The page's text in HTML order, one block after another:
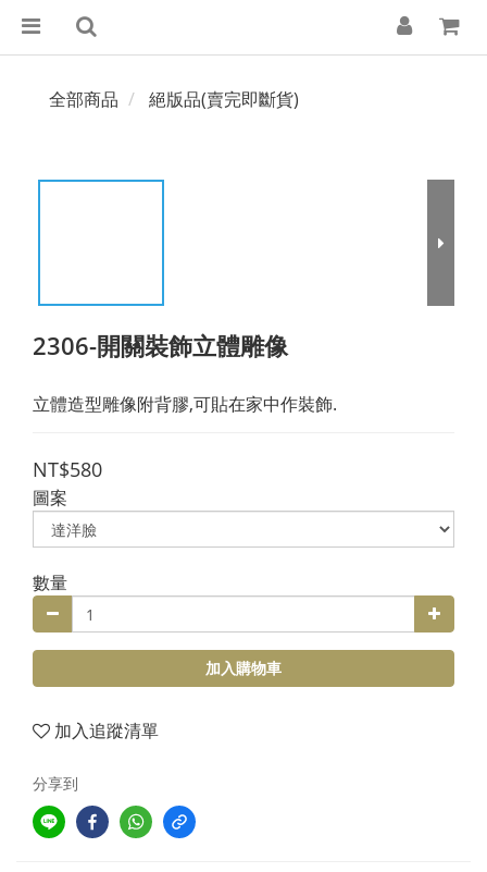
全部商品 絕版品(賣完即斷貨)
2306-開關裝飾立體雕像
立體造型雕像附背膠,可貼在家中作裝飾.
NT$580
圖案
數量
加入購物車
加入追蹤清單
分享到